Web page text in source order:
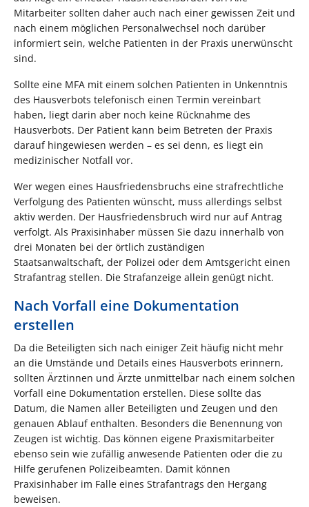
Mitarbeiter sollten daher auch nach einer gewissen Zeit und
nach einem möglichen Personalwechsel noch darüber
informiert sein, welche Patienten in der Praxis unerwünscht
sind.
Sollte eine MFA mit einem solchen Patienten in Unkenntnis
des Hausverbots telefonisch einen Termin vereinbart
haben, liegt darin aber noch keine Rücknahme des
Hausverbots. Der Patient kann beim Betreten der Praxis
darauf hingewiesen werden – es sei denn, es liegt ein
medizinischer Notfall vor.
Wer wegen eines Hausfriedensbruchs eine strafrechtliche
Verfolgung des Patienten wünscht, muss allerdings selbst
aktiv werden. Der Hausfriedensbruch wird nur auf Antrag
verfolgt. Als Praxisinhaber müssen Sie dazu innerhalb von
drei Monaten bei der örtlich zuständigen
Staatsanwaltschaft, der Polizei oder dem Amtsgericht einen
Strafantrag stellen. Die Strafanzeige allein genügt nicht.
Nach Vorfall eine Dokumentation
erstellen
Da die Beteiligten sich nach einiger Zeit häufig nicht mehr
an die Umstände und Details eines Hausverbots erinnern,
sollten Ärztinnen und Ärzte unmittelbar nach einem solchen
Vorfall eine Dokumentation erstellen. Diese sollte das
Datum, die Namen aller Beteiligten und Zeugen und den
genauen Ablauf enthalten. Besonders die Benennung von
Zeugen ist wichtig. Das können eigene Praxismitarbeiter
ebenso sein wie zufällig anwesende Patienten oder die zu
Hilfe gerufenen Polizeibeamten. Damit können
Praxisinhaber im Falle eines Strafantrags den Hergang
beweisen.